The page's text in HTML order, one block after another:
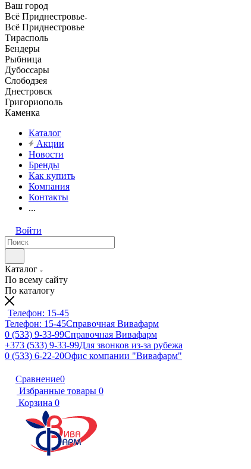
Ваш город
Всё Приднестровье
Всё Приднестровье
Тирасполь
Бендеры
Рыбница
Дубоссары
Слободзея
Днестровск
Григориополь
Каменка
Каталог
Акции
Новости
Бренды
Как купить
Компания
Контакты
...
Войти
Каталог
По всему сайту
По каталогу
Телефон: 15-45
Телефон: 15-45Справочная Вивафарм
0 (533) 9-33-99Справочная Вивафарм
+373 (533) 9-33-99Для звонков из-за рубежа
0 (533) 6-22-20Офис компании "Вивафарм"
Сравнение0
Избранные товары 0
Корзина 0